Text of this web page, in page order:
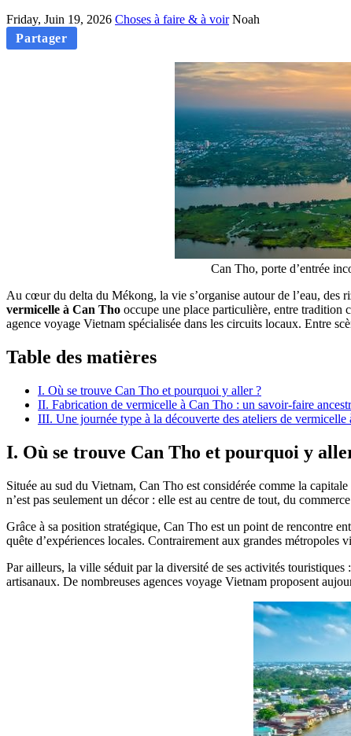
Friday, Juin 19, 2026 Choses à faire & à voir Noah
Partager
Can Tho, porte d’entrée
Au cœur du delta du Mékong, la vie s’organise autour de l’eau, des
vermicelle à Can Tho occupe une place particulière, entre tradition
agence voyage Vietnam spécialisée dans les circuits locaux. Entre
Table des matières
I. Où se trouve Can Tho et pourquoi y aller ?
II. Fabrication de vermicelle à Can Tho : un savoir-faire
III. Une journée type à la découverte des ateliers de vermicelle
I. Où se trouve Can Tho et pourquoi y
Située au sud du Vietnam, Can Tho est considérée comme la
n’est pas seulement un décor : elle est au centre de tout, du
Grâce à sa position stratégique, Can Tho est un point de rencontre
quête d’expériences locales. Contrairement aux grandes
Par ailleurs, la ville séduit par la diversité de ses activités
artisanaux. De nombreuses agences voyage Vietnam proposent